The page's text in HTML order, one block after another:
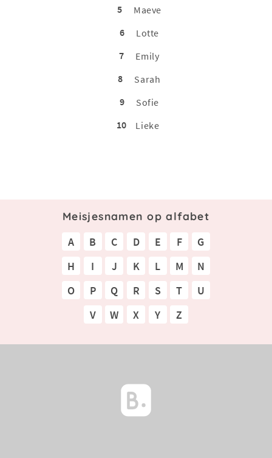
5
Maeve
6
Lotte
7
Emily
8
Sarah
9
Sofie
10
Lieke
Meisjesnamen op alfabet
A B C D E F
G
H
I J K L M
N
O
P Q R S T
U
V
W X Y Z